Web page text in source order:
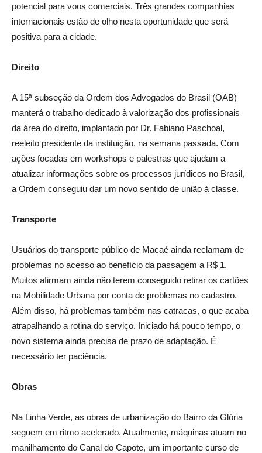
potencial para voos comerciais. Três grandes companhias
internacionais estão de olho nesta oportunidade que será
positiva para a cidade.
Direito
A 15ª subseção da Ordem dos Advogados do Brasil (OAB)
manterá o trabalho dedicado à valorização dos profissionais
da área do direito, implantado por Dr. Fabiano Paschoal,
reeleito presidente da instituição, na semana passada. Com
ações focadas em workshops e palestras que ajudam a
atualizar informações sobre os processos jurídicos no Brasil,
a Ordem conseguiu dar um novo sentido de união à classe.
Transporte
Usuários do transporte público de Macaé ainda reclamam de
problemas no acesso ao benefício da passagem a R$ 1.
Muitos afirmam ainda não terem conseguido retirar os cartões
na Mobilidade Urbana por conta de problemas no cadastro.
Além disso, há problemas também nas catracas, o que acaba
atrapalhando a rotina do serviço. Iniciado há pouco tempo, o
novo sistema ainda precisa de prazo de adaptação. É
necessário ter paciência.
Obras
Na Linha Verde, as obras de urbanização do Bairro da Glória
seguem em ritmo acelerado. Atualmente, máquinas atuam no
manilhamento do Canal do Capote, um importante curso de